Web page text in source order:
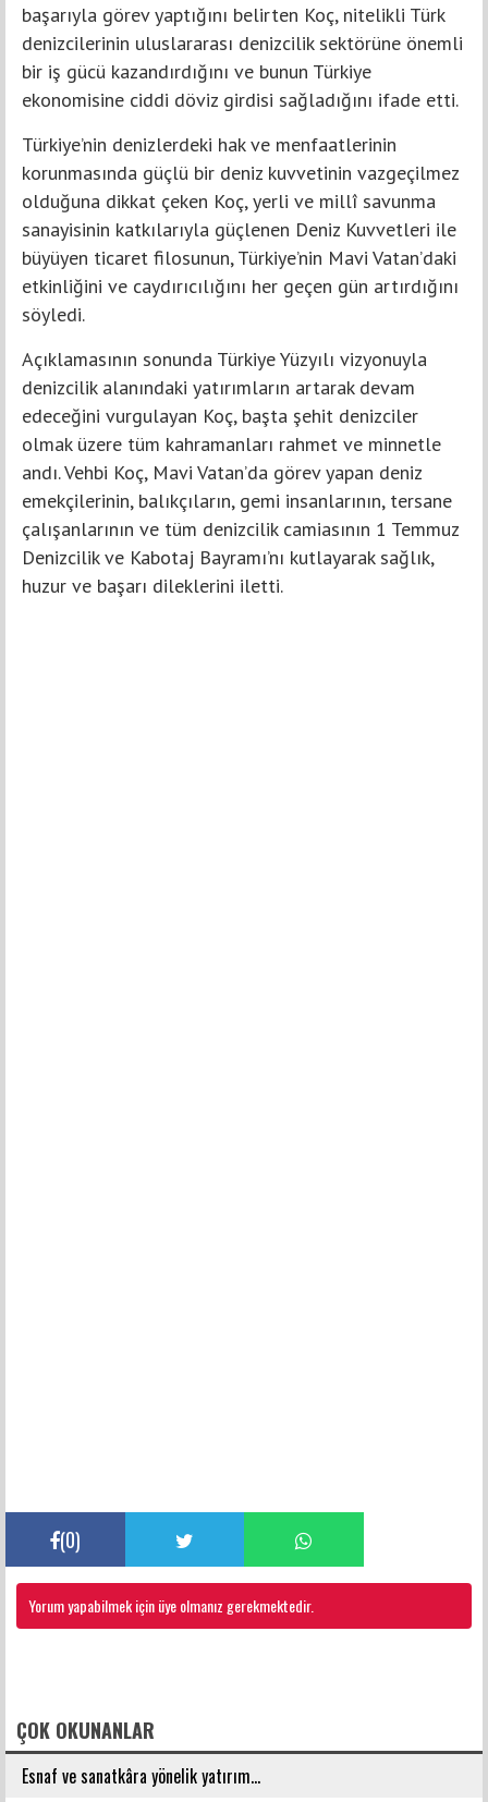
başarıyla görev yaptığını belirten Koç, nitelikli Türk
denizcilerinin uluslararası denizcilik sektörüne önemli
bir iş gücü kazandırdığını ve bunun Türkiye
ekonomisine ciddi döviz girdisi sağladığını ifade etti.
Türkiye’nin denizlerdeki hak ve menfaatlerinin
korunmasında güçlü bir deniz kuvvetinin vazgeçilmez
olduğuna dikkat çeken Koç, yerli ve millî savunma
sanayisinin katkılarıyla güçlenen Deniz Kuvvetleri ile
büyüyen ticaret filosunun, Türkiye’nin Mavi Vatan’daki
etkinliğini ve caydırıcılığını her geçen gün artırdığını
söyledi.
Açıklamasının sonunda Türkiye Yüzyılı vizyonuyla
denizcilik alanındaki yatırımların artarak devam
edeceğini vurgulayan Koç, başta şehit denizciler
olmak üzere tüm kahramanları rahmet ve minnetle
andı. Vehbi Koç, Mavi Vatan’da görev yapan deniz
emekçilerinin, balıkçıların, gemi insanlarının, tersane
çalışanlarının ve tüm denizcilik camiasının 1 Temmuz
Denizcilik ve Kabotaj Bayramı’nı kutlayarak sağlık,
huzur ve başarı dileklerini iletti.
(0)
Yorum yapabilmek için üye olmanız gerekmektedir.
ÇOK OKUNANLAR
Esnaf ve sanatkâra yönelik yatırım...